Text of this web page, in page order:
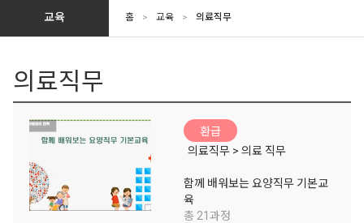
교육 홈 > 교육 > 의료직무
의료직무
환급
의료직무 > 의료 직무
함께 배워보는 요양직무 기본교
육
총 21과정